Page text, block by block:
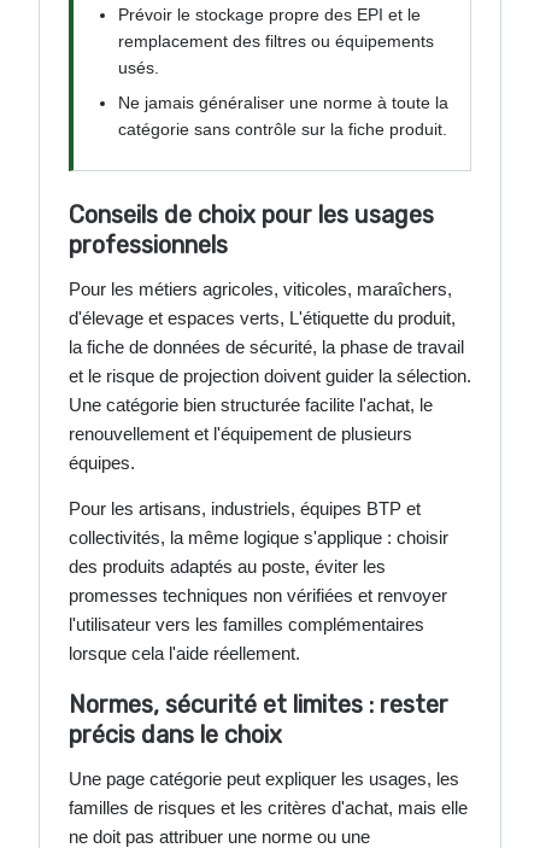
Prévoir le stockage propre des EPI et le
remplacement des filtres ou équipements
usés.
Ne jamais généraliser une norme à toute la
catégorie sans contrôle sur la fiche produit.
Conseils de choix pour les usages
professionnels
Pour les métiers agricoles, viticoles, maraîchers,
d'élevage et espaces verts, L'étiquette du produit,
la fiche de données de sécurité, la phase de travail
et le risque de projection doivent guider la sélection.
Une catégorie bien structurée facilite l'achat, le
renouvellement et l'équipement de plusieurs
équipes.
Pour les artisans, industriels, équipes BTP et
collectivités, la même logique s'applique : choisir
des produits adaptés au poste, éviter les
promesses techniques non vérifiées et renvoyer
l'utilisateur vers les familles complémentaires
lorsque cela l'aide réellement.
Normes, sécurité et limites : rester
précis dans le choix
Une page catégorie peut expliquer les usages, les
familles de risques et les critères d'achat, mais elle
ne doit pas attribuer une norme ou une